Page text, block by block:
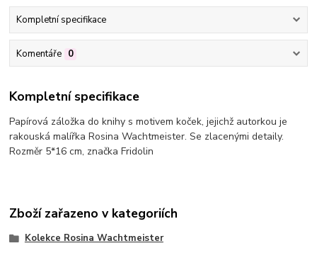
Kompletní specifikace
Komentáře 0
Kompletní specifikace
Papírová záložka do knihy smotivem koček, jejichž autorkou je
rakouská malířka Rosina Wachtmeister. Se zlacenými detaily.
Rozměr 5*16 cm, značka Fridolin
Zboží zařazeno v kategoriích
Kolekce Rosina Wachtmeister